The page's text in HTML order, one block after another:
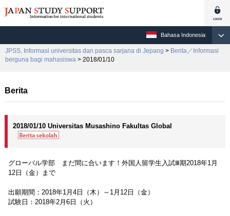
Bahasa Indonesia
JPSS, Informasi universitas dan pasca sarjana di Jepang > Berita／Informasi
berguna bagi mahasiswa > 2018/01/10
Berita
2018/01/10 Universitas Musashino Fakultas Global
グローバル学部 まだ間に合います！外国人留学生入試Ⅲ期2018年1月
12日（金）まで
出願期間：2018年1月4日（木）～1月12日（金）
試験日：2018年2月6日（火）